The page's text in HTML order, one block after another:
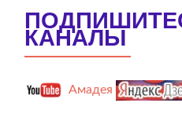
КАНАЛЫ
Амадея